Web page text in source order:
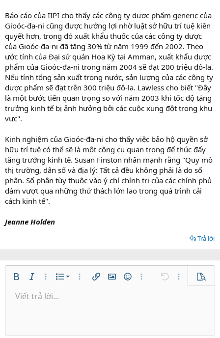
Báo cáo của IIPI cho thấy các công ty dược phẩm generic của
Gioóc-đa-ni cũng được hưởng lợi nhờ luật sở hữu trí tuệ kiên
quyết hơn, trong đó xuất khẩu thuốc của các công ty dược
của Gioóc-đa-ni đã tăng 30% từ năm 1999 đến 2002. Theo
ước tính của Đại sứ quán Hoa Kỳ tại Amman, xuất khẩu dược
phẩm của Gioóc-đa-ni trong năm 2004 sẽ đạt 200 triệu đô-la.
Nếu tính tổng sản xuất trong nước, sản lượng của các công ty
dược phẩm sẽ đạt trên 300 triệu đô-la. Lawless cho biết "Đây
là một bước tiến quan trọng so với năm 2003 khi tốc độ tăng
trưởng kinh tế bị ảnh hưởng bởi các cuộc xung đột trong khu
vực".
Kinh nghiệm của Gioóc-đa-ni cho thấy việc bảo hộ quyền sở
hữu trí tuệ có thể sẽ là một công cụ quan trọng để thúc đẩy
tăng trưởng kinh tế. Susan Finston nhấn mạnh rằng "Quy mô
thị trường, dân số và địa lý: Tất cả đều không phải là do số
phận. Số phận tùy thuộc vào ý chí chính trị của các chính phủ
dám vượt qua những thử thách lớn lao trong quá trình cải
cách kinh tế".
Jeanne Holden
Trả lời
Bold In nghiêng
Thêm tùy chọn…
Danh sáchDanh sách có thứ tự
Thêm tùy chọn…
Chèn liên kết
Chèn hình ảnh
Mặt cườiThêm tùy chọn…
Undo Thêm tùy
Xem
Kích thước
9
Màu chữPhông chữ
Căn lề
Căn trái
Paragraph format
Normal
Heading 2
Trích dẫn
MediaInsert tableInsert horizontal line
RedoToggle BB code
Xóa định dạng
Bản thảo
Viết trả lời...